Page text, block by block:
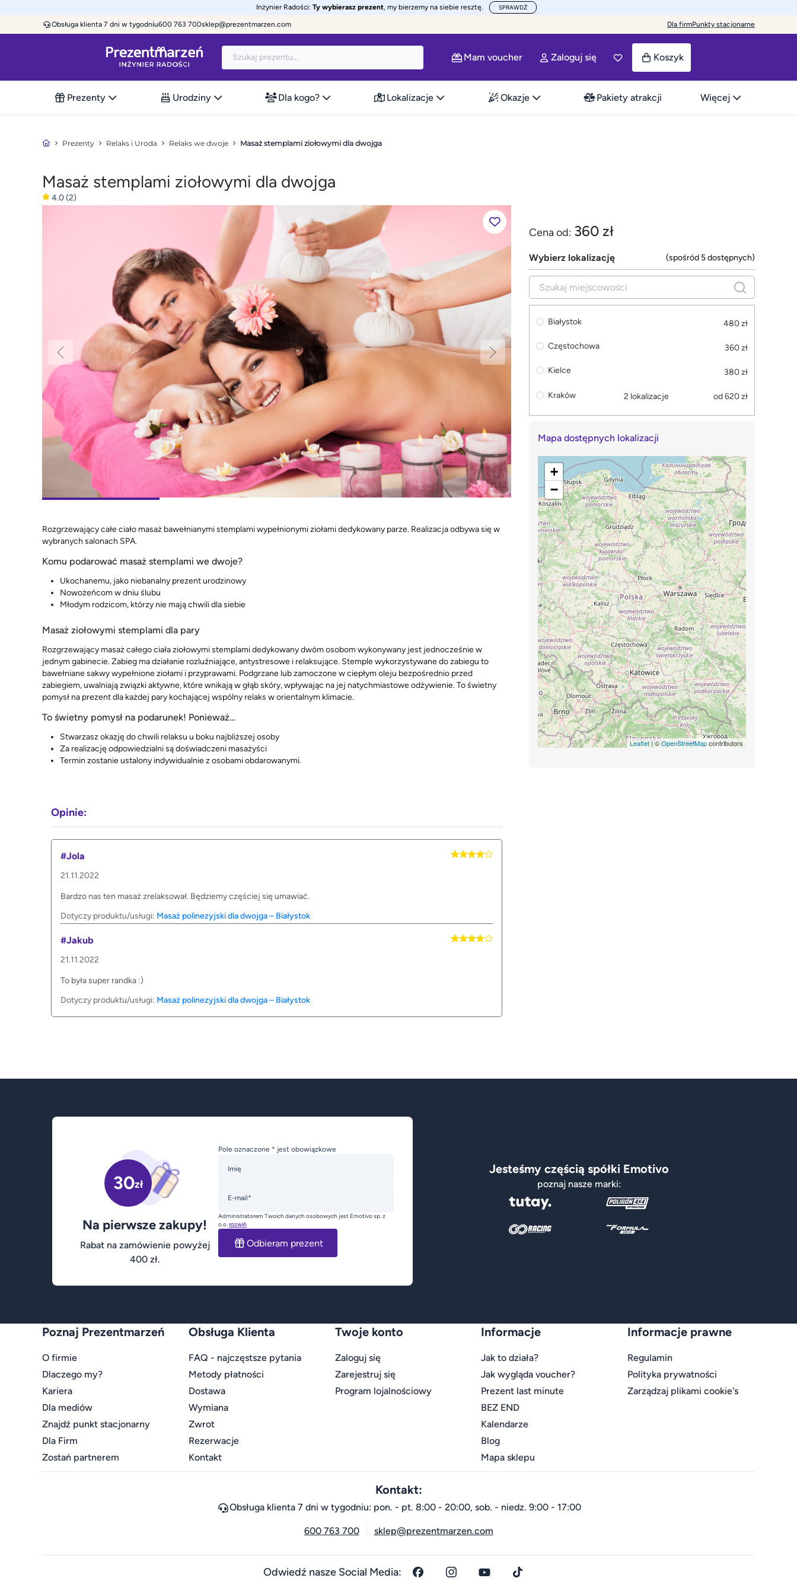
Inżynier Radości: Ty wybierasz prezent, my bierzemy na siebie resztę. SPRAWDŹ
Obsługa klienta 7 dni w tygodniu600 763 700sklep@prezentmarzen.com Dla firmPunkty stacjonarne
Mam voucher Zaloguj się Koszyk
Prezenty Urodziny Dla kogo? Lokalizacje Okazje Pakiety atrakcji Więcej
Prezenty Relaks i Uroda Relaks we dwoje Masaż stemplami ziołowymi dla dwojga
Masaż stemplami ziołowymi dla dwojga
4.0(2)
Rozgrzewający całe ciało masaż bawełnianymi stemplami wypełnionymi ziołami dedykowany parze. Realizacja odbywa się w
wybranych salonach SPA.
Komu podarować masaż stemplami we dwoje?
Ukochanemu, jako niebanalny prezent urodzinowy
Nowożeńcom w dniu ślubu
Młodym rodzicom, którzy nie mają chwili dla siebie
Masaż ziołowymi stemplami dla pary
Rozgrzewający masaż całego ciała ziołowymi stemplami dedykowany dwóm osobom wykonywany jest jednocześnie w
jednym gabinecie. Zabieg ma działanie rozluźniające, antystresowe i relaksujące. Stemple wykorzystywane do zabiegu to
bawełniane sakwy wypełnione ziołami i przyprawami. Podgrzane lub zamoczone w ciepłym oleju bezpośrednio przed
zabiegiem, uwalniają związki aktywne, które wnikają w głąb skóry, wpływając na jej natychmiastowe odżywienie. To świetny
pomysł na prezent dla każdej pary kochającej wspólny relaks w orientalnym klimacie.
To świetny pomysł na podarunek! Ponieważ…
Stwarzasz okazję do chwili relaksu u boku najbliższej osoby
Za realizację odpowiedzialni są doświadczeni masażyści
Termin zostanie ustalony indywidualnie z osobami obdarowanymi.
Opinie:
#Jola
21.11.2022
Bardzo nas ten masaż zrelaksował. Będziemy częściej się umawiać.
Dotyczy produktu/usługi: Masaż polinezyjski dla dwojga – Białystok
#Jakub
21.11.2022
To była super randka :)
Dotyczy produktu/usługi: Masaż polinezyjski dla dwojga – Białystok
Cena od: 360 zł
Wybierz lokalizację (spośród 5 dostępnych)
Białystok 480 zł
Częstochowa 360 zł
Kielce 380 zł
Kraków 2 lokalizacje od 620 zł
Mapa dostępnych lokalizacji
+
−
Leaflet| ©OpenStreetMapcontributors
30zł
Na pierwsze zakupy!
Rabat na zamówienie powyżej
400 zł.
Pole oznaczone * jest obowiązkowe
Imię
E-mail*
Administratorem Twoich danych osobowych jest Emotivo sp. z
o.o.rozwiń
Odbieram prezent
Jesteśmy częścią spółki Emotivo
poznaj nasze marki:
Poznaj Prezentmarzeń
O firmie
Dlaczego my?
Kariera
Dla mediów
Znajdź punkt stacjonarny
Dla Firm
Zostań partnerem
Obsługa Klienta
FAQ - najczęstsze pytania
Metody płatności
Dostawa
Wymiana
Zwrot
Rezerwacje
Kontakt
Twoje konto
Zaloguj się
Zarejestruj się
Program lojalnościowy
Informacje
Jak to działa?
Jak wygląda voucher?
Prezent last minute
BEZ END
Kalendarze
Blog
Mapa sklepu
Informacje prawne
Regulamin
Polityka prywatności
Zarządzaj plikami cookie's
Kontakt:
Obsługa klienta 7 dni w tygodniu: pon. - pt. 8:00 - 20:00, sob. - niedz. 9:00 - 17:00
600 763 700 sklep@prezentmarzen.com
Odwiedź nasze Social Media: